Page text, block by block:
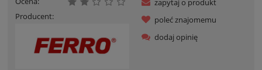
Producent:
zapytaj o produkt
poleć znajomemu
dodaj opinię